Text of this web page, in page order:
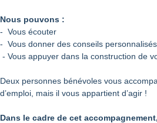
Nous pouvons :
- Vous écouter
- Vous donner des conseils personnalisés
- Vous appuyer dans la construction de
Deux personnes bénévoles vous
d’emploi, mais il vous appartient d’agir !
Dans le cadre de cet